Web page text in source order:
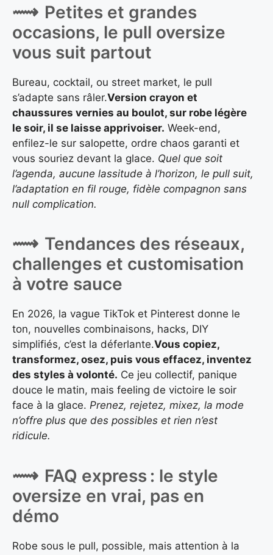
Petites et grandes
occasions, le pull oversize
vous suit partout
Bureau, cocktail, ou street market, le pull
s’adapte sans râler.Version crayon et
chaussures vernies au boulot, sur robe légère
le soir, il se laisse apprivoiser. Week-end,
enfilez-le sur salopette, ordre chaos garanti et
vous souriez devant la glace. Quel que soit
l’agenda, aucune lassitude à l’horizon, le pull suit,
l’adaptation en fil rouge, fidèle compagnon sans
null complication.
Tendances des réseaux,
challenges et customisation
à votre sauce
En 2026, la vague TikTok et Pinterest donne le
ton, nouvelles combinaisons, hacks, DIY
simplifiés, c’est la déferlante.Vous copiez,
transformez, osez, puis vous effacez, inventez
des styles à volonté. Ce jeu collectif, panique
douce le matin, mais feeling de victoire le soir
face à la glace. Prenez, rejetez, mixez, la mode
n’offre plus que des possibles et rien n’est
ridicule.
FAQ express : le style
oversize en vrai, pas en
démo
Robe sous le pull, possible, mais attention à la